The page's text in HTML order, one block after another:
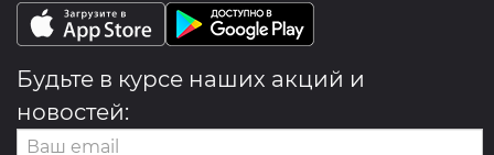
Будьте в курсе наших акций и
новостей: